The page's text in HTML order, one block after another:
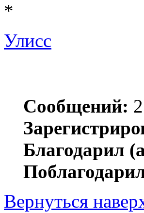
*
Улисс
Сообщений:
Благодарил
Вернуться